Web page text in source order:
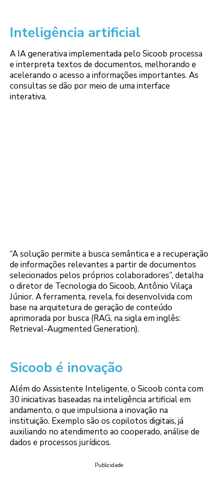
Inteligência artificial
A IA generativa implementada pelo Sicoob processa
e interpreta textos de documentos, melhorando e
acelerando o acesso a informações importantes. As
consultas se dão por meio de uma interface
interativa.
“A solução permite a busca semântica e a recuperação
de informações relevantes a partir de documentos
selecionados pelos próprios colaboradores”, detalha
o diretor de Tecnologia do Sicoob, Antônio Vilaça
Júnior. A ferramenta, revela, foi desenvolvida com
base na arquitetura de geração de conteúdo
aprimorada por busca (RAG, na sigla em inglês:
Retrieval-Augmented Generation).
Sicoob é inovação
Além do Assistente Inteligente, o Sicoob conta com
30 iniciativas baseadas na inteligência artificial em
andamento, o que impulsiona a inovação na
instituição. Exemplo são os copilotos digitais, já
auxiliando no atendimento ao cooperado, análise de
dados e processos jurídicos.
Publicidade